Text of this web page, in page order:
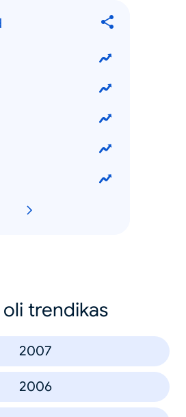
trendikas
2007
2006